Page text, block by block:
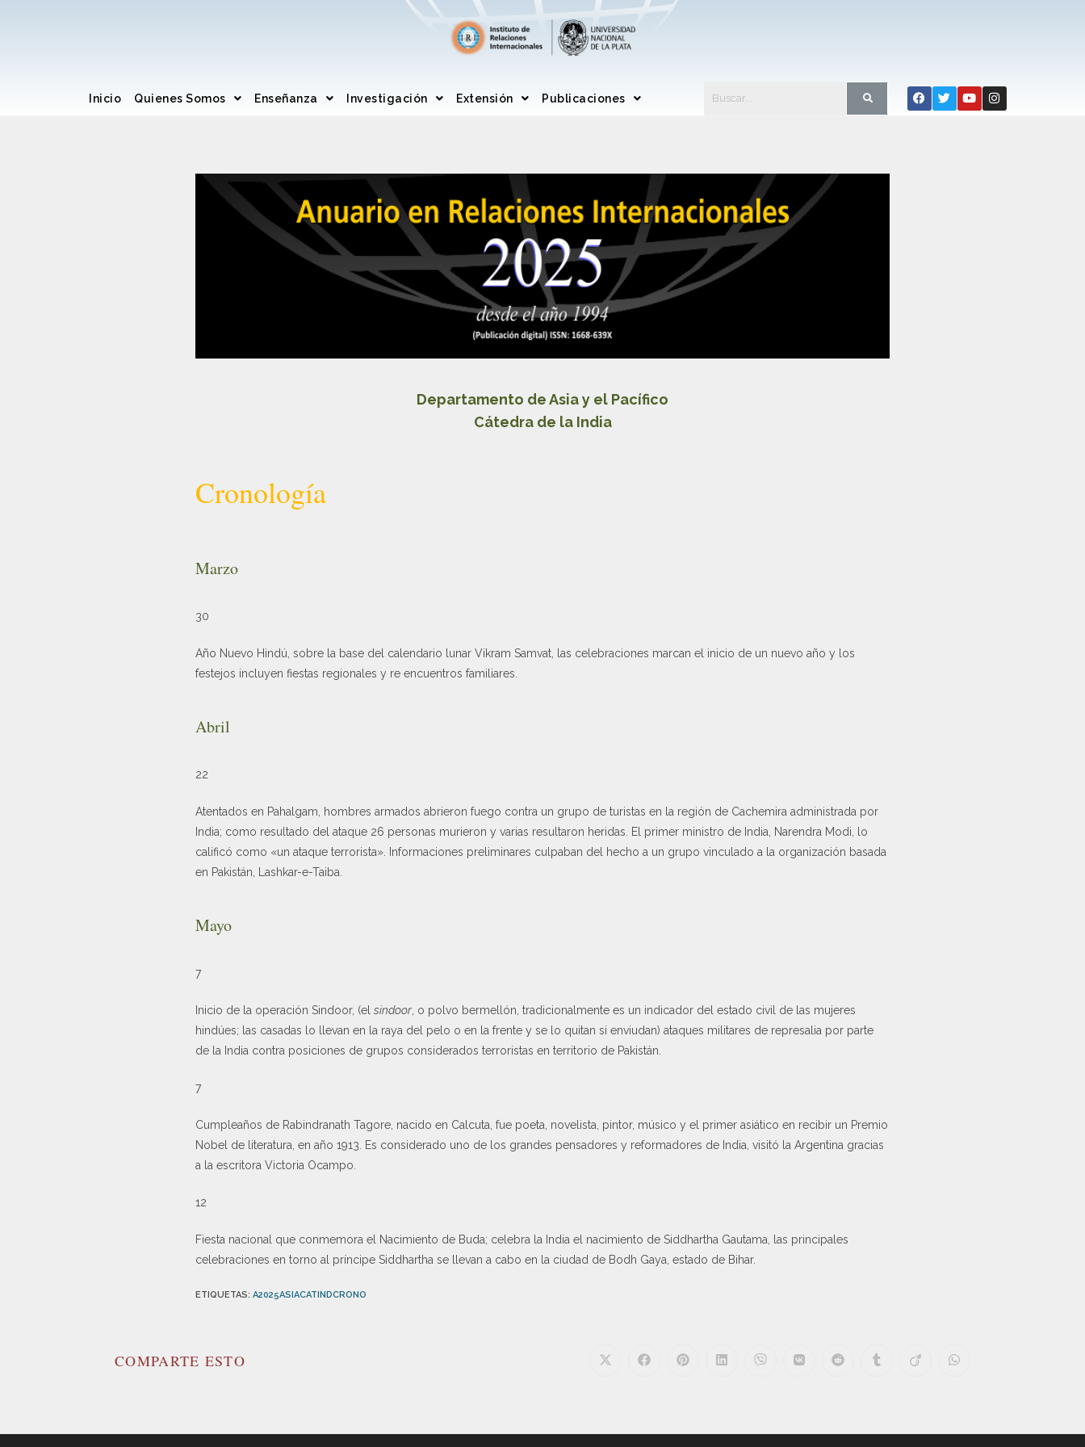
Inicio Quienes Somos Enseñanza Investigación Extensión Publicaciones
Departamento de Asia y el Pacífico
Cátedra de la India
Cronología
Marzo
30
Año Nuevo Hindú, sobre la base del calendario lunar Vikram Samvat, las celebraciones marcan el inicio de un nuevo año y los
festejos incluyen fiestas regionales y re encuentros familiares.
Abril
22
Atentados en Pahalgam, hombres armados abrieron fuego contra un grupo de turistas en la región de Cachemira administrada por
India; como resultado del ataque 26 personas murieron y varias resultaron heridas. El primer ministro de India, Narendra Modi, lo
calificó como «un ataque terrorista». Informaciones preliminares culpaban del hecho a un grupo vinculado a la organización basada
en Pakistán, Lashkar-e-Taiba.
Mayo
7
Inicio de la operación Sindoor, (el sindoor, o polvo bermellón, tradicionalmente es un indicador del estado civil de las mujeres
hindúes; las casadas lo llevan en la raya del pelo o en la frente y se lo quitan si enviudan) ataques militares de represalia por parte
de la India contra posiciones de grupos considerados terroristas en territorio de Pakistán.
7
Cumpleaños de Rabindranath Tagore, nacido en Calcuta, fue poeta, novelista, pintor, músico y el primer asiático en recibir un Premio
Nobel de literatura, en año 1913. Es considerado uno de los grandes pensadores y reformadores de India, visitó la Argentina gracias
a la escritora Victoria Ocampo.
12
Fiesta nacional que conmemora el Nacimiento de Buda; celebra la India el nacimiento de Siddhartha Gautama, las principales
celebraciones en torno al príncipe Siddhartha se llevan a cabo en la ciudad de Bodh Gaya, estado de Bihar.
ETIQUETAS: A2025ASIACATINDCRONO
COMPARTE ESTO